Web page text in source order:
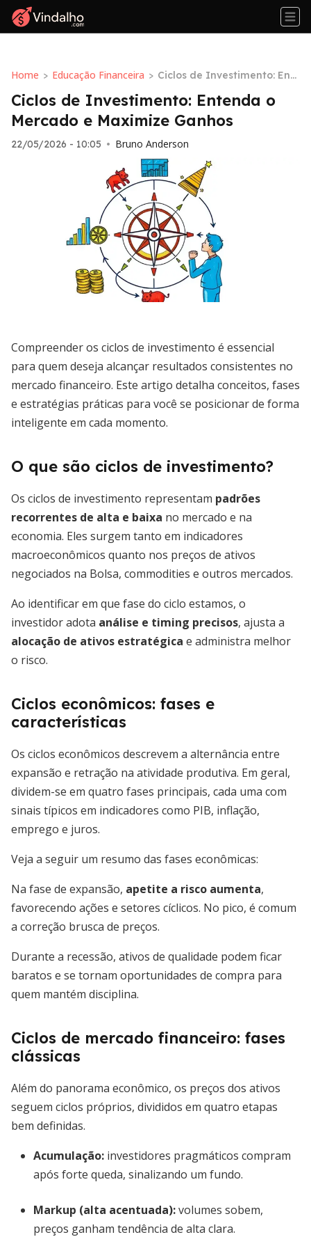
Home > Educação Financeira > Ciclos de Investimento: Ent
enda o Mercado e Maximize
Ganhos
Ciclos de Investimento: Entenda o
Mercado e Maximize Ganhos
22/05/2026 - 10:05 • Bruno Anderson
Compreender os ciclos de investimento é essencial
para quem deseja alcançar resultados consistentes no
mercado financeiro. Este artigo detalha conceitos, fases
e estratégias práticas para você se posicionar de forma
inteligente em cada momento.
O que são ciclos de investimento?
Os ciclos de investimento representam padrões
recorrentes de alta e baixa no mercado e na
economia. Eles surgem tanto em indicadores
macroeconômicos quanto nos preços de ativos
negociados na Bolsa, commodities e outros mercados.
Ao identificar em que fase do ciclo estamos, o
investidor adota análise e timing precisos, ajusta a
alocação de ativos estratégica e administra melhor
o risco.
Ciclos econômicos: fases e
características
Os ciclos econômicos descrevem a alternância entre
expansão e retração na atividade produtiva. Em geral,
dividem-se em quatro fases principais, cada uma com
sinais típicos em indicadores como PIB, inflação,
emprego e juros.
Veja a seguir um resumo das fases econômicas:
Na fase de expansão, apetite a risco aumenta,
favorecendo ações e setores cíclicos. No pico, é comum
a correção brusca de preços.
Durante a recessão, ativos de qualidade podem ficar
baratos e se tornam oportunidades de compra para
quem mantém disciplina.
Ciclos de mercado financeiro: fases
clássicas
Além do panorama econômico, os preços dos ativos
seguem ciclos próprios, divididos em quatro etapas
bem definidas.
Acumulação: investidores pragmáticos compram
após forte queda, sinalizando um fundo.
Markup (alta acentuada):volumes sobem,
preços ganham tendência de alta clara.